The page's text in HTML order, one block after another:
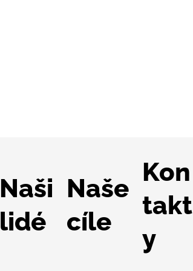
Pardubické nemocnici byly
dokončeny dvě významné
Naši
lidé
Naše
cíle
Kon
takt
y